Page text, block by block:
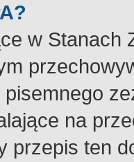
w Stanach
na
przepis ten